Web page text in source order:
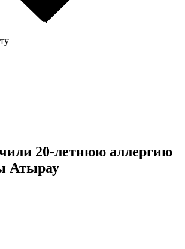
20-летнюю аллергию
Атырау